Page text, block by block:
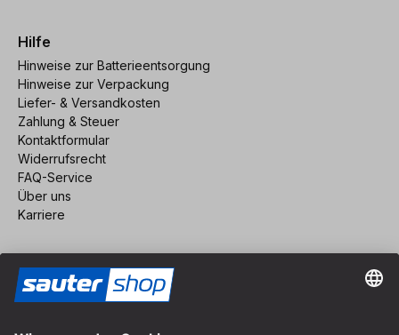
Hilfe
Hinweise zur Batterieentsorgung
Hinweise zur Verpackung
Liefer- & Versandkosten
Zahlung & Steuer
Kontaktformular
Widerrufsrecht
FAQ-Service
Über uns
Karriere